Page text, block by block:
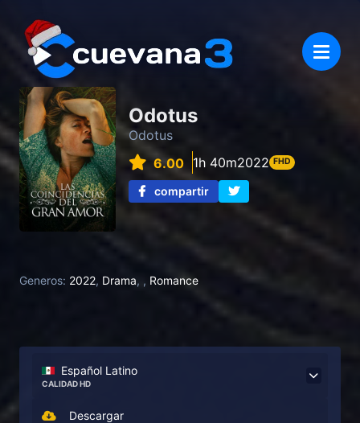
Odotus
Odotus
6.00 1h 40m2022 FHD
compartir
Generos: 2022, Drama, , Romance
Español Latino
CALIDAD HD
Descargar